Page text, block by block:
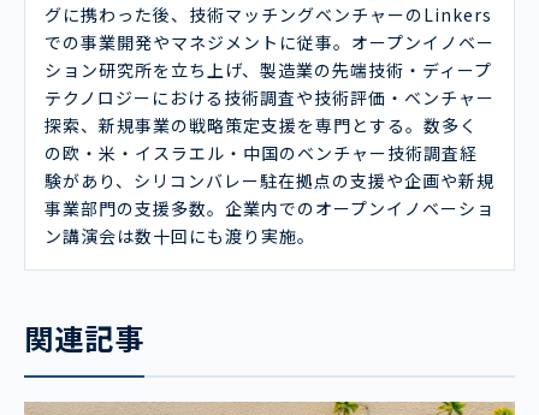
グに携わった後、技術マッチングベンチャーのLinkers
での事業開発やマネジメントに従事。オープンイノベー
ション研究所を立ち上げ、製造業の先端技術・ディープ
テクノロジーにおける技術調査や技術評価・ベンチャー
探索、新規事業の戦略策定支援を専門とする。数多く
の欧・米・イスラエル・中国のベンチャー技術調査経
験があり、シリコンバレー駐在拠点の支援や企画や新規
事業部門の支援多数。企業内でのオープンイノベーショ
ン講演会は数十回にも渡り実施。
関連記事